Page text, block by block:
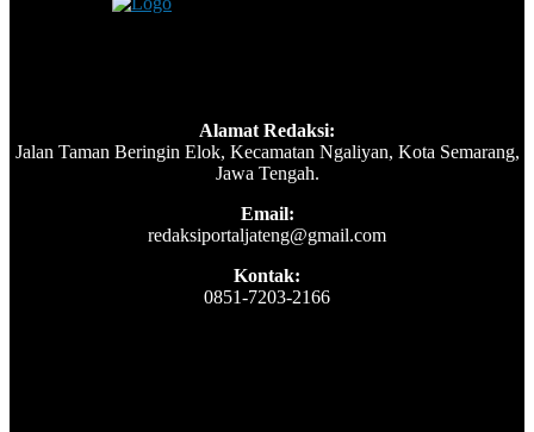
Alamat Redaksi:
Jalan Taman Beringin Elok, Kecamatan Ngaliyan, Kota Semarang,
Jawa Tengah.
Email:
redaksiportaljateng@gmail.com
Kontak:
0851-7203-2166